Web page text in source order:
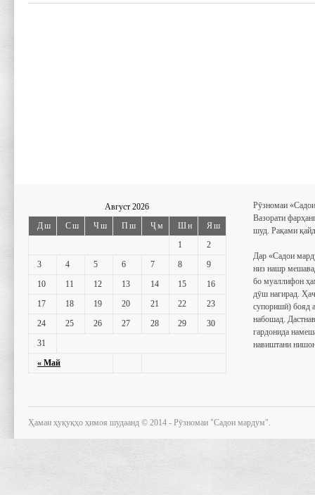
Август 2026
Дш
Сш Чш Пш Ҷм Шн Яш
« Май
1
2
3
4 5 6 7 8
9
10
11 12 13 14 15
16
17
18 19 20 21 22
23
24
25 26 27 28 29
30
31
Рӯзномаи
Вазорати
шуд. Рақами
Дар «Садои
низ нашр
бо муаллифон
дӯш нагирад.
супоришӣ) бояд
набошад.
гардонида
навиштани
Ҳамаи ҳуқуқҳо ҳимоя шудаанд © 2014 - Рӯзномаи "Садои мардум".